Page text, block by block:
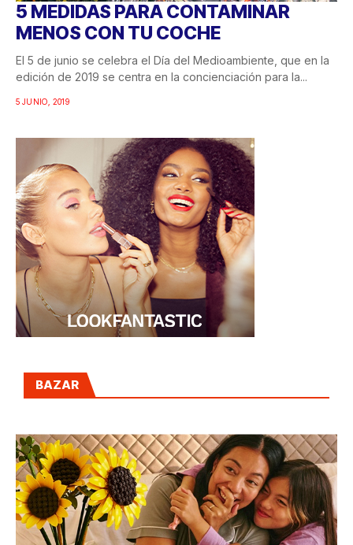
5 MEDIDAS PARA CONTAMINAR
MENOS CON TU COCHE
El 5 de junio se celebra el Día del Medioambiente, que en la
edición de 2019 se centra en la concienciación para la...
5 JUNIO, 2019
BAZAR